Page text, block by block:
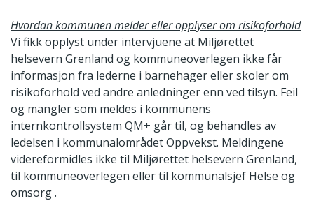
Hvordan kommunen melder eller opplyser om risikoforhold
Vi fikk opplyst under intervjuene at Miljørettet
helsevern Grenland og kommuneoverlegen ikke får
informasjon fra lederne i barnehager eller skoler om
risikoforhold ved andre anledninger enn ved tilsyn. Feil
og mangler som meldes i kommunens
internkontrollsystem QM+ går til, og behandles av
ledelsen i kommunalområdet Oppvekst. Meldingene
videreformidles ikke til Miljørettet helsevern Grenland,
til kommuneoverlegen eller til kommunalsjef Helse og
omsorg .